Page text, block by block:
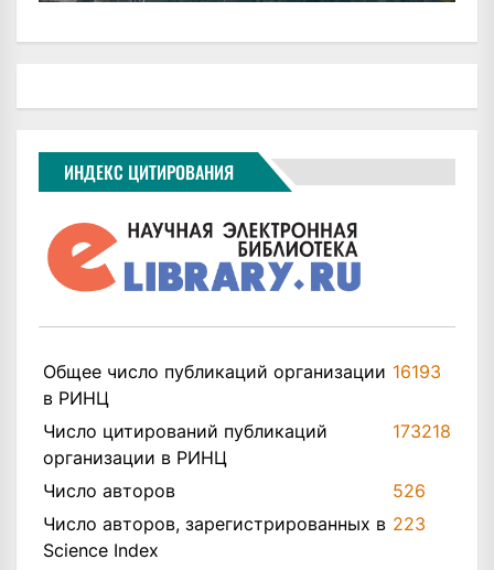
ИНДЕКС ЦИТИРОВАНИЯ
Общее число публикаций организации
в РИНЦ
16193
Число цитирований публикаций
организации в РИНЦ
173218
Число авторов
526
Число авторов, зарегистрированных в
Science Index
223